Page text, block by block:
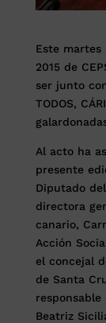
Este martes
2015 de
ser junto con
TODOS,
Al acto ha
presente
Diputado
directora
canario,
Acción
el concejal
de Santa
responsable
Beatriz